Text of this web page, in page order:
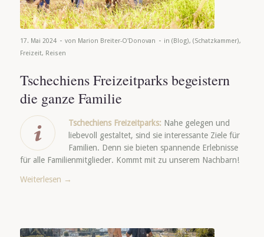
17. Mai 2024 - von Marion Breiter-O'Donovan - in (Blog), (Schatzkammer),
Freizeit, Reisen
Tschechiens Freizeitparks begeistern
die ganze Familie
Tschechiens Freizeitparks: Nahe gelegen und
liebevoll gestaltet, sind sie interessante Ziele für
Familien. Denn sie bieten spannende Erlebnisse
für alle Familienmitglieder. Kommt mit zu unserem Nachbarn!
Weiterlesen →